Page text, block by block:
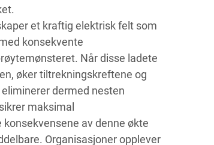
et kraftig elektrisk felt som
konsekvente
Når disse ladete
øker tiltrekningskreftene og
dermed nesten
maksimal
av denne økte
Organisasjoner opplever